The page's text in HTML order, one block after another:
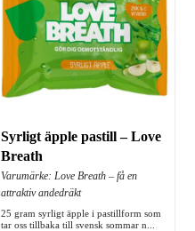
Syrligt äpple pastill – Love
Breath
Varumärke: Love Breath – få en
attraktiv andedräkt
25 gram syrligt äpple i pastillform som
tar oss tillbaka till svensk sommar n...